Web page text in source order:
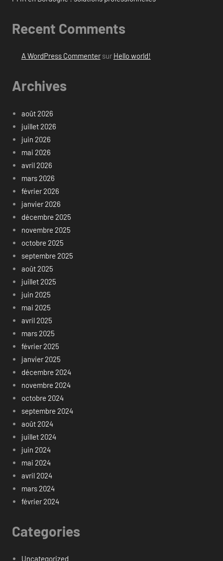
Recent Comments
A WordPress Commentersur Hello world!
Archives
août 2026
juillet 2026
juin 2026
mai 2026
avril 2026
mars 2026
février 2026
janvier 2026
décembre 2025
novembre 2025
octobre 2025
septembre 2025
août 2025
juillet 2025
juin 2025
mai 2025
avril 2025
mars 2025
février 2025
janvier 2025
décembre 2024
novembre 2024
octobre 2024
septembre 2024
août 2024
juillet 2024
juin 2024
mai 2024
avril 2024
mars 2024
février 2024
Categories
Uncategorized